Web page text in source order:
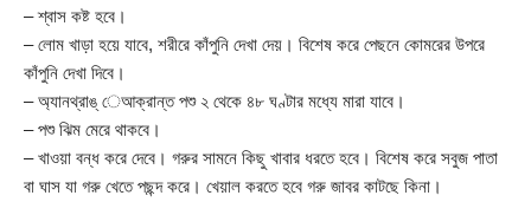
– শ্বাস কষ্ট হবে।
– লোম খাড়া হয়ে যাবে, শরীরে কাঁপুনি দেখা দেয়। বিশেষ করে পেছনে কোমরের উপরে
কাঁপুনি দেখা দিবে।
– অ্যানথ্রাঙ্ েআক্রান্ত পশু ২ থেকে ৪৮ ঘণ্টার মধ্যে মারা যাবে।
– পশু ঝিম মেরে থাকবে।
– খাওয়া বন্ধ করে দেবে। গরুর সামনে কিছু খাবার ধরতে হবে। বিশেষ করে সবুজ পাতা
বা ঘাস যা গরু খেতে পছন্দ করে। খেয়াল করতে হবে গরু জাবর কাটছে কিনা।